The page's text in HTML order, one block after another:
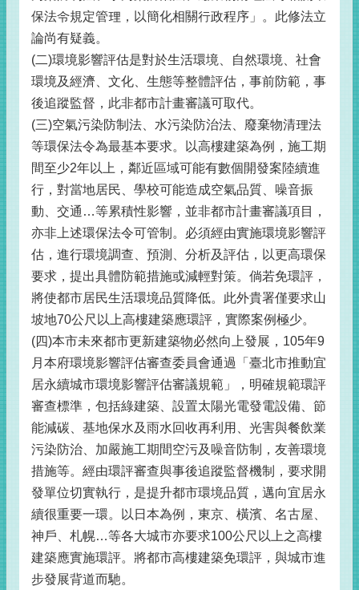
保法令規定管理，以簡化相關行政程序」。此修法立
論尚有疑義。
(二)環境影響評估是對於生活環境、自然環境、社會
環境及經濟、文化、生態等整體評估，事前防範，事
後追蹤監督，此非都市計畫審議可取代。
(三)空氣污染防制法、水污染防治法、廢棄物清理法
等環保法令為最基本要求。以高樓建築為例，施工期
間至少2年以上，鄰近區域可能有數個開發案陸續進
行，對當地居民、學校可能造成空氣品質、噪音振
動、交通…等累積性影響，並非都市計畫審議項目，
亦非上述環保法令可管制。必須經由實施環境影響評
估，進行環境調查、預測、分析及評估，以更高環保
要求，提出具體防範措施或減輕對策。倘若免環評，
將使都市居民生活環境品質降低。此外貴署僅要求山
坡地70公尺以上高樓建築應環評，實際案例極少。
(四)本市未來都市更新建築物必然向上發展，105年9
月本府環境影響評估審查委員會通過「臺北市推動宜
居永續城市環境影響評估審議規範」，明確規範環評
審查標準，包括綠建築、設置太陽光電發電設備、節
能減碳、基地保水及雨水回收再利用、光害與餐飲業
污染防治、加嚴施工期間空污及噪音防制，友善環境
措施等。經由環評審查與事後追蹤監督機制，要求開
發單位切實執行，是提升都市環境品質，邁向宜居永
續很重要一環。以日本為例，東京、橫濱、名古屋、
神戶、札幌…等各大城市亦要求100公尺以上之高樓
建築應實施環評。將都市高樓建築免環評，與城市進
步發展背道而馳。